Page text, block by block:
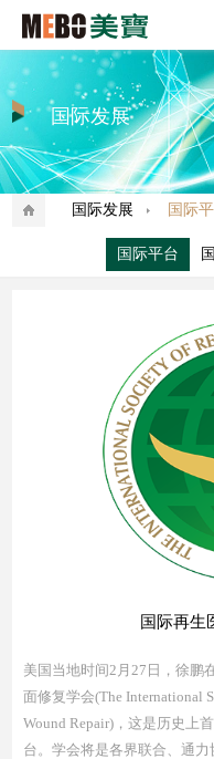
国际发展
国际发展 国际
国际平台
国际再生
美国当地时间2月27日，徐鹏
面修复学会(The International
Wound Repair)，这是历史上
台。学会将是各界联合、通